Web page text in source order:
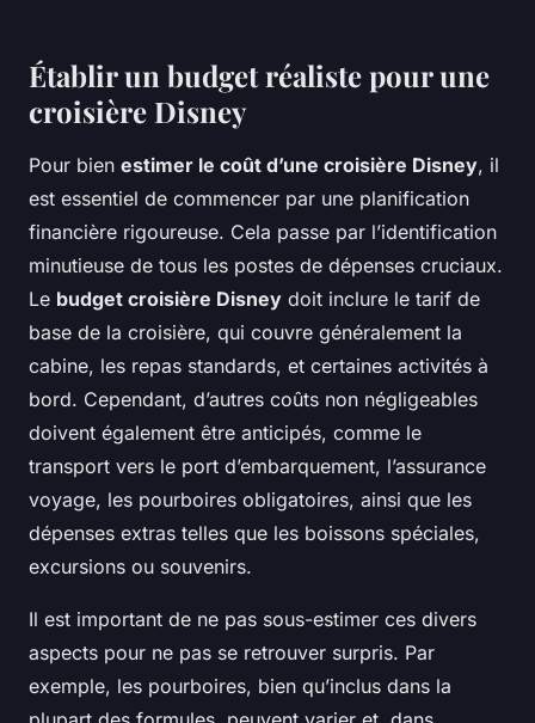
Établir un budget réaliste pour une
croisière Disney
Pour bien estimer le coût d’une croisière Disney, il
est essentiel de commencer par une planification
financière rigoureuse. Cela passe par l’identification
minutieuse de tous les postes de dépenses cruciaux.
Le budget croisière Disney doit inclure le tarif de
base de la croisière, qui couvre généralement la
cabine, les repas standards, et certaines activités à
bord. Cependant, d’autres coûts non négligeables
doivent également être anticipés, comme le
transport vers le port d’embarquement, l’assurance
voyage, les pourboires obligatoires, ainsi que les
dépenses extras telles que les boissons spéciales,
excursions ou souvenirs.
Il est important de ne pas sous-estimer ces divers
aspects pour ne pas se retrouver surpris. Par
exemple, les pourboires, bien qu’inclus dans la